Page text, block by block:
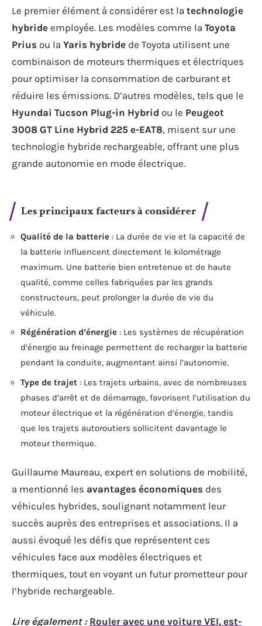
Le premier élément à considérer est la technologie
hybride employée. Les modèles comme la Toyota
Prius ou la Yaris hybride de Toyota utilisent une
combinaison de moteurs thermiques et électriques
pour optimiser la consommation de carburant et
réduire les émissions. D’autres modèles, tels que le
Hyundai Tucson Plug-in Hybrid ou le Peugeot
3008 GT Line Hybrid 225 e-EAT8, misent sur une
technologie hybride rechargeable, offrant une plus
grande autonomie en mode électrique.
Les principaux facteurs à considérer
Qualité de la batterie : La durée de vie et la capacité de
la batterie influencent directement le kilométrage
maximum. Une batterie bien entretenue et de haute
qualité, comme celles fabriquées par les grands
constructeurs, peut prolonger la durée de vie du
véhicule.
Régénération d’énergie : Les systèmes de récupération
d’énergie au freinage permettent de recharger la batterie
pendant la conduite, augmentant ainsi l’autonomie.
Type de trajet : Les trajets urbains, avec de nombreuses
phases d’arrêt et de démarrage, favorisent l’utilisation du
moteur électrique et la régénération d’énergie, tandis
que les trajets autoroutiers sollicitent davantage le
moteur thermique.
Guillaume Maureau, expert en solutions de mobilité,
a mentionné les avantages économiques des
véhicules hybrides, soulignant notamment leur
succès auprès des entreprises et associations. Il a
aussi évoqué les défis que représentent ces
véhicules face aux modèles électriques et
thermiques, tout en voyant un futur prometteur pour
l’hybride rechargeable.
Lire également : Rouler avec une voiture VEI, est-